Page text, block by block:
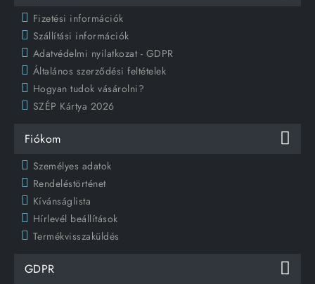
Fizetési információk
Szállítási információk
Adatvédelmi nyilatkozat - GDPR
Általános szerződési feltételek
Hogyan tudok vásárolni?
SZÉP Kártya 2026
Fiókom
Személyes adatok
Rendeléstörténet
Kívánságlista
Hírlevél beállítások
Termékvisszaküldés
GDPR